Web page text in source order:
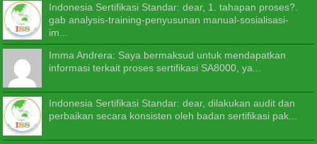
Indonesia Sertifikasi Standar: dear, 1. tahapan proses?.
gab analysis-training-penyusunan manual-sosialisasi-
im...
Imma Andrera: Saya bermaksud untuk mendapatkan
informasi terkait proses sertifikasi SA8000, ya...
Indonesia Sertifikasi Standar: dear, dilakukan audit dan
perbaikan secara konsisten oleh badan sertifikasi pak...